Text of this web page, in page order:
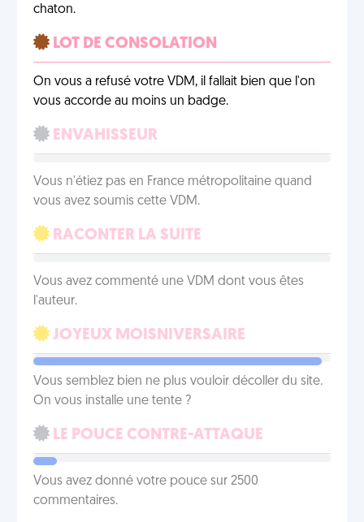
chaton.
LOT DE CONSOLATION
On vous a refusé votre VDM, il fallait bien que l'on
vous accorde au moins un badge.
ENVAHISSEUR
Vous n'étiez pas en France métropolitaine quand
vous avez soumis cette VDM.
RACONTER LA SUITE
Vous avez commenté une VDM dont vous êtes
l'auteur.
JOYEUX MOISNIVERSAIRE
Vous semblez bien ne plus vouloir décoller du site.
On vous installe une tente ?
LE POUCE CONTRE-ATTAQUE
Vous avez donné votre pouce sur 2500
commentaires.